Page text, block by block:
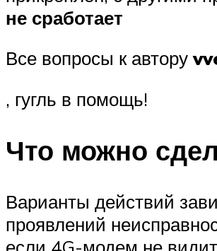
не сработает
Все вопросы к автору
, гугль в помощь!
Что можно
Варианты действий
проявлений